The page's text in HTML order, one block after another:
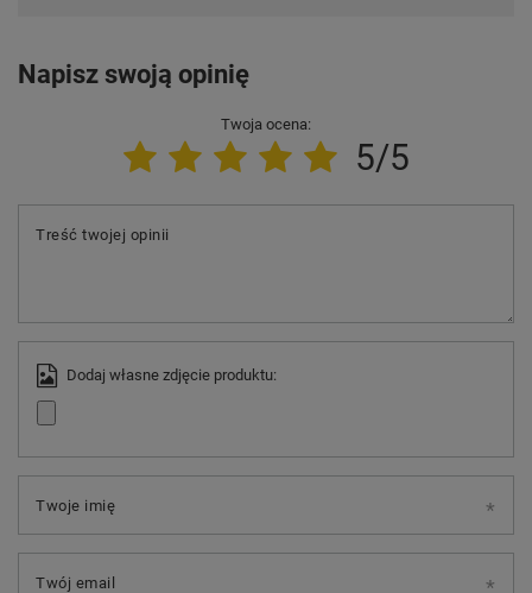
Napisz swoją opinię
Twoja ocena:
5/5
Treść twojej opinii
Dodaj własne zdjęcie produktu:
Twoje imię
Twój email